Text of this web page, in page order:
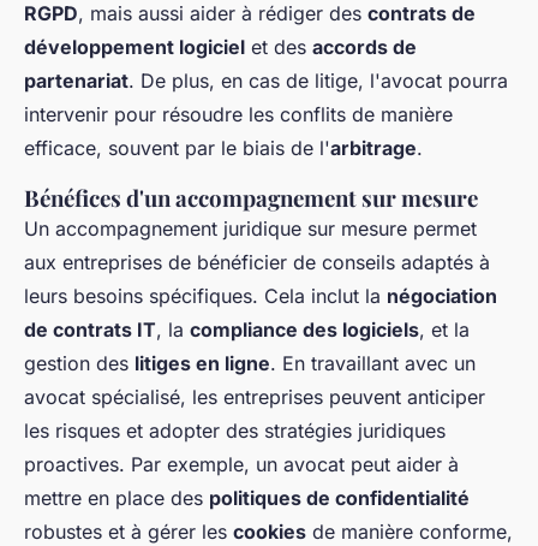
RGPD, mais aussi aider à rédiger des contrats de
développement logiciel et des accords de
partenariat. De plus, en cas de litige, l'avocat pourra
intervenir pour résoudre les conflits de manière
efficace, souvent par le biais de l'arbitrage.
Bénéfices d'un accompagnement sur mesure
Un accompagnement juridique sur mesure permet
aux entreprises de bénéficier de conseils adaptés à
leurs besoins spécifiques. Cela inclut la négociation
de contrats IT, la compliance des logiciels, et la
gestion des litiges en ligne. En travaillant avec un
avocat spécialisé, les entreprises peuvent anticiper
les risques et adopter des stratégies juridiques
proactives. Par exemple, un avocat peut aider à
mettre en place des politiques de confidentialité
robustes et à gérer les cookies de manière conforme,